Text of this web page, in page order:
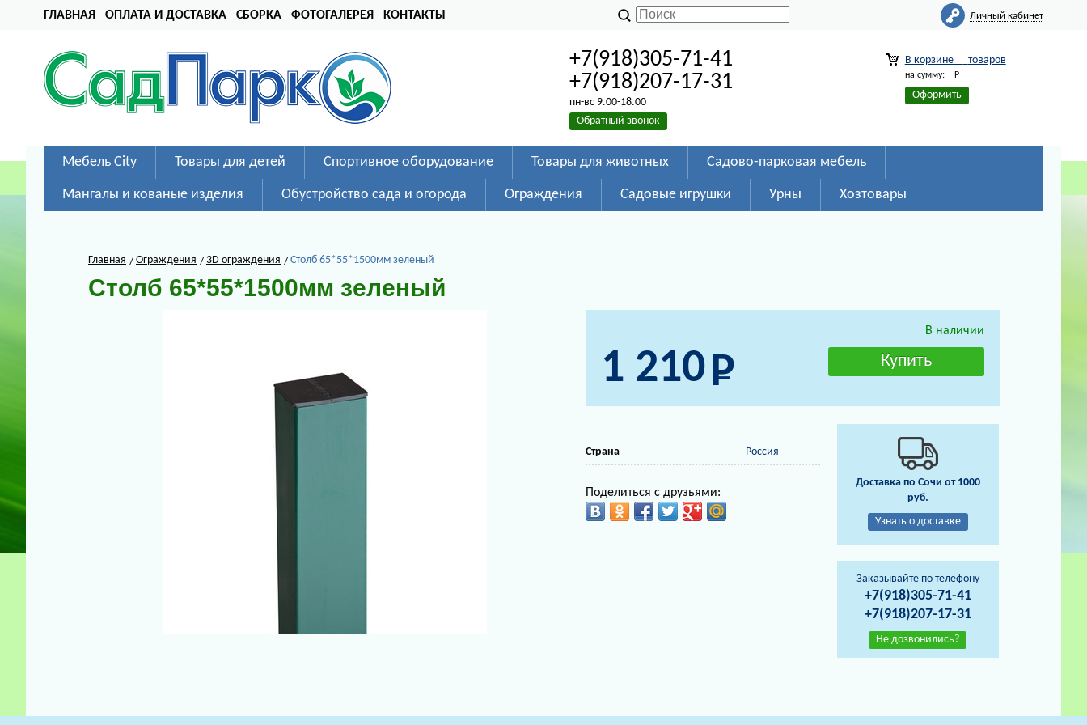
ГЛАВНАЯ ОПЛАТА И ДОСТАВКА СБОРКА ФОТОГАЛЕРЕЯ КОНТАКТЫ Личный кабинет
+7(918)305-71-41
+7(918)207-17-31
пн-вс 9.00-18.00
Обратный звонок
В корзине товаров
на сумму: Р
Оформить
Мебель City Товары для детей Спортивное оборудование Товары для животных Садово-парковая мебель
Мангалы и кованые изделия Обустройство сада и огорода Ограждения Садовые игрушки Урны Хозтовары
Главная Ограждения 3D ограждения Столб 65*55*1500мм зеленый
Столб 65*55*1500мм зеленый
В наличии
1 210
Страна Россия
Поделиться с друзьями:
Доставка по Сочи от 1000
руб.
Узнать о доставке
Заказывайте по телефону
+7(918)305-71-41
+7(918)207-17-31
Не дозвонились?